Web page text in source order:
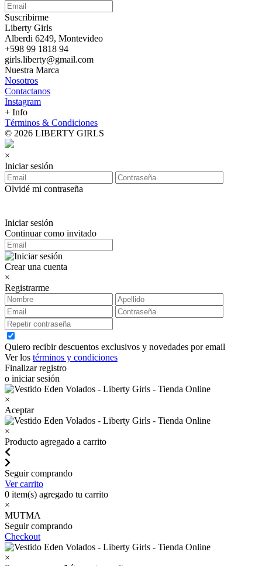
Suscribirme
Liberty Girls
Alberdi 6249, Montevideo
+598 99 1818 94
girls.liberty@gmail.com
Nuestra Marca
Nosotros
Contactanos
Instagram
+ Info
Términos & Condiciones
© 2026 LIBERTY GIRLS
×
Iniciar sesión
Olvidé mi contraseña
Iniciar sesión
Continuar como invitado
Crear una cuenta
×
Registrarme
Quiero recibir descuentos exclusivos y novedades por email
Ver los términos y condiciones
Finalizar registro
o iniciar sesión
×
Aceptar
×
Producto agregado a carrito
Seguir comprando
Ver carrito
0 item(s) agregado tu carrito
×
MUTMA
Seguir comprando
Checkout
×